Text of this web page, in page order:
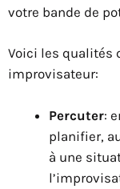
votre bande de
Voici les qualités
improvisateur:
Percuter:
planifier,
à une